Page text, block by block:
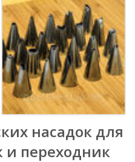
насадок для
и переходник